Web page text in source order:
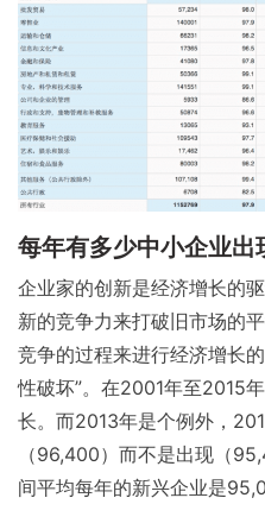
每年有多少中小企业出
企业家的创新是经济增长的
新的竞争力来打破旧市场的
竞争的过程来进行经济增长
性破坏”。在2001年至2015
长。而2013年是个例外，
（96,400）而不是出现（
间平均每年的新兴企业是